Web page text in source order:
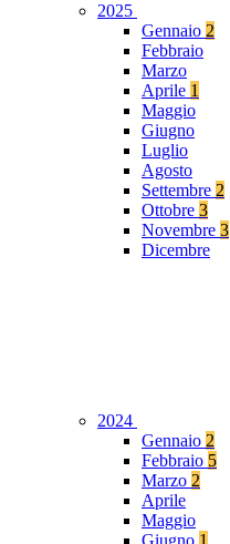
2025
Gennaio 2
Febbraio
Marzo
Aprile 1
Maggio
Giugno
Luglio
Agosto
Settembre 2
Ottobre 3
Novembre 3
Dicembre
2024
Gennaio 2
Febbraio 5
Marzo 2
Aprile
Maggio